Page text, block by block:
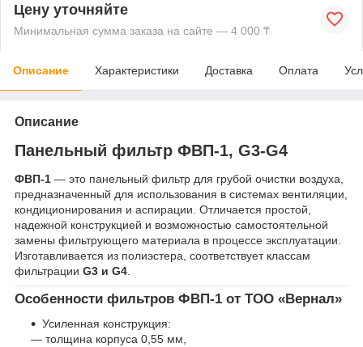
Цену уточняйте
Минимальная сумма заказа на сайте — 4 000 ₸
Описание Характеристики Доставка Оплата
Описание
Панельный фильтр ФВП-1, G3-G4
ФВП-1 — это панельный фильтр для грубой очистки воздуха,
предназначенный для использования в системах вентиляции,
кондиционирования и аспирации. Отличается простой,
надежной конструкцией и возможностью самостоятельной
замены фильтрующего материала в процессе эксплуатации.
Изготавливается из полиэстера, соответствует классам
фильтрации G3 и G4.
Особенности фильтров ФВП-1 от ТОО «Вернал»
Усиленная конструкция:
— толщина корпуса 0,55 мм,